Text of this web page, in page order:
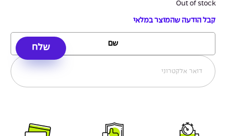
Out of stock
קבל הודעה שהמוצר במלאי